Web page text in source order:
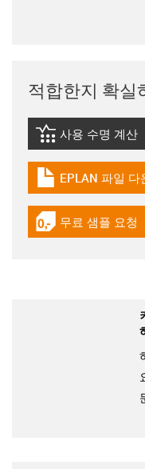
적합한지 확실
igus-icon-
사용 수명 계산
igus-icon-
EPLAN 파일 다
igus-icon-무료 샘플 요청